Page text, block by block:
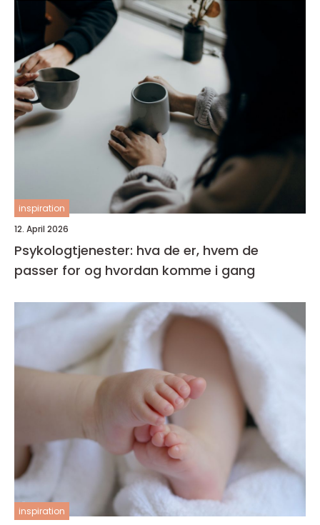
inspiration
12. April 2026
Psykologtjenester: hva de er, hvem de
passer for og hvordan komme i gang
inspiration